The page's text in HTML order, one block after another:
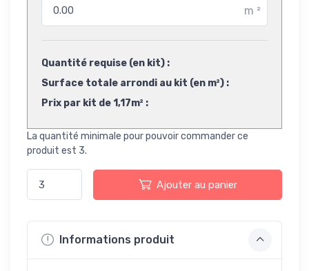
m ²
Quantité requise (en kit) :
Surface totale arrondi au kit (en m²) :
Prix par kit de 1,17m² :
La quantité minimale pour pouvoir commander ce
produit est 3.
Ajouter au panier
Informations produit